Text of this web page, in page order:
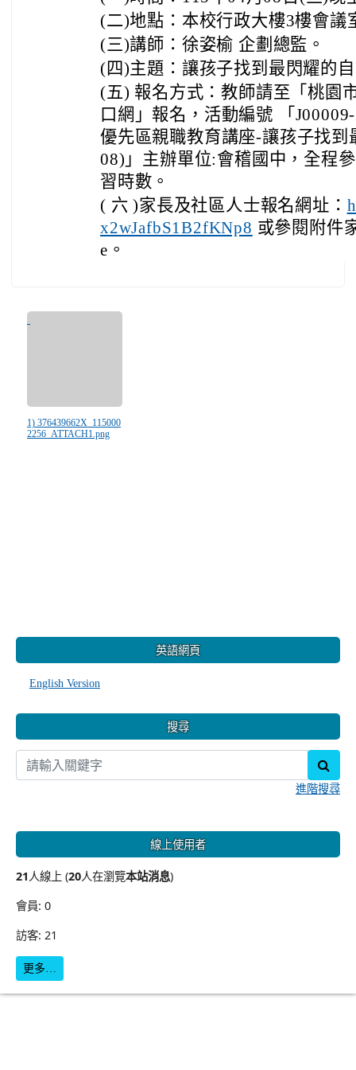
(二)地點：本校行政大樓3樓會議
(三)講師：徐姿榆 企劃總監。
(四)主題：讓孩子找到最閃耀的
(五) 報名方式：教師請至「桃園
口網」報名，活動編號 「
優先區親職教育講座-讓孩子找到
08)」主辦單位:會稽國中，全程
習時數。
( 六 )家長及社區人士報名網址：
x2wJafbS1B2fKNp8 或參閱附件
e。
1) 376439662X_115000
2256_ATTACH1.png
英語網頁
English Version
搜尋
進階搜尋
線上使用者
21人線上 (20人在瀏覽本站消息)
會員: 0
訪客: 21
更多…